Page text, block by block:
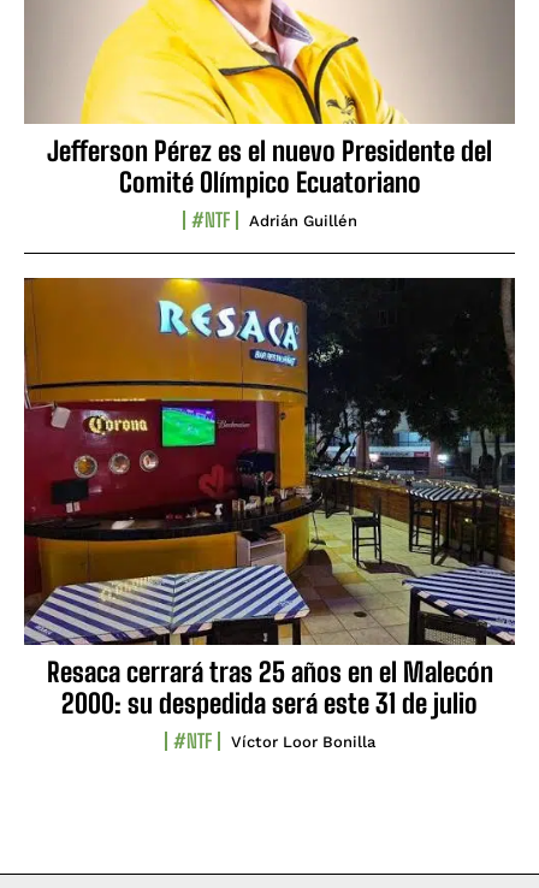
Jefferson Pérez es el nuevo Presidente del
Comité Olímpico Ecuatoriano
#NTF Adrián Guillén
Resaca cerrará tras 25 años en el Malecón
2000: su despedida será este 31 de julio
#NTF Víctor Loor Bonilla